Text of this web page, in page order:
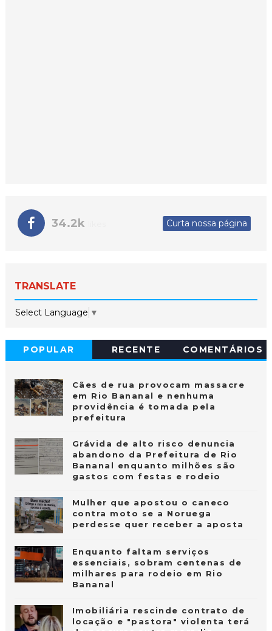
34.2k Curta nossa página
TRANSLATE
Select Language ▼
POPULAR RECENTE COMENTÁRIOS
Cães de rua provocam massacre
em Rio Bananal e nenhuma
providência é tomada pela
prefeitura
Grávida de alto risco denuncia
abandono da Prefeitura de Rio
Bananal enquanto milhões são
gastos com festas e rodeio
Mulher que apostou o caneco
contra moto se a Noruega
perdesse quer receber a aposta
Enquanto faltam serviços
essenciais, sobram centenas de
milhares para rodeio em Rio
Bananal
Imobiliária rescinde contrato de
locação e "pastora" violenta terá